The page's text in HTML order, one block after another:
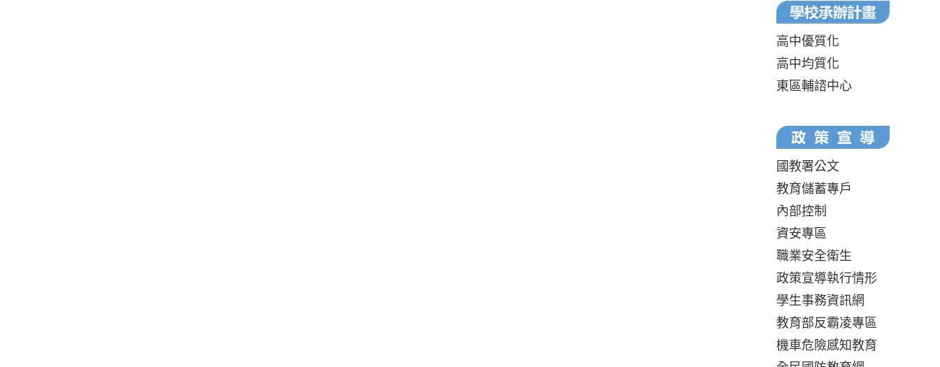
高中優質化
高中均質化
東區輔諮中心
國教署公文
教育儲蓄專戶
內部控制
資安專區
職業安全衛生
政策宣導執行情形
學生事務資訊網
教育部反霸凌專區
機車危險感知教育